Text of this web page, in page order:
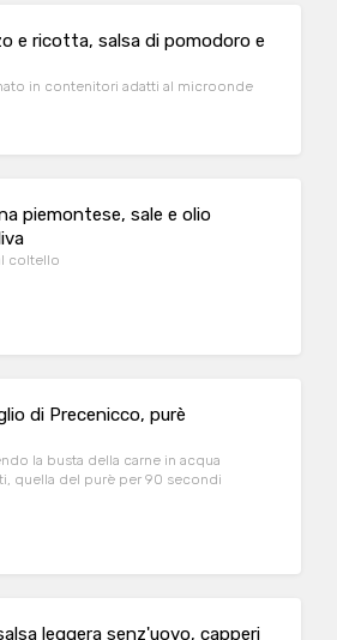
e ricotta, salsa di pomodoro e
in contenitori adatti al microonde
piemontese, sale e olio
coltello
di Precenicco, purè
la busta della carne in acqua
quella del purè per 90 secondi
leggera senz'uovo, capperi